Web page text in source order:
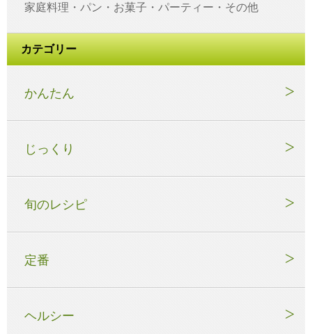
家庭料理・パン・お菓子・パーティー・その他
カテゴリー
かんたん
じっくり
旬のレシピ
定番
ヘルシー